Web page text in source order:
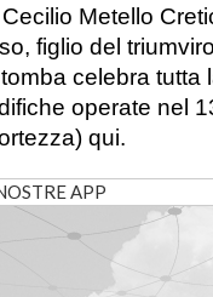
Metello
figlio del
celebra tutta
operate nel
qui.
APP